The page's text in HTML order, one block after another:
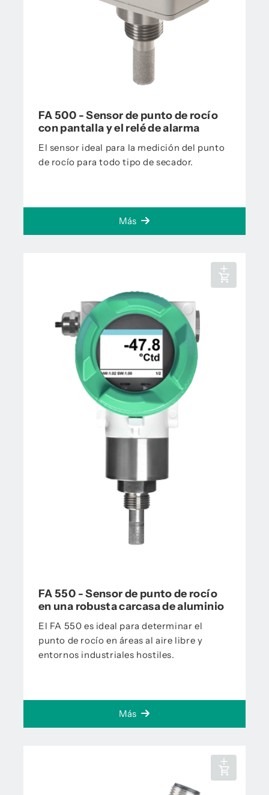
FA 500 - Sensor de punto de rocío
con pantalla y el relé de alarma
El sensor ideal para la medición del punto
de rocío para todo tipo de secador.
Más
FA 550 - Sensor de punto de rocío
en una robusta carcasa de aluminio
El FA 550 es ideal para determinar el
punto de rocío en áreas al aire libre y
entornos industriales hostiles.
Más